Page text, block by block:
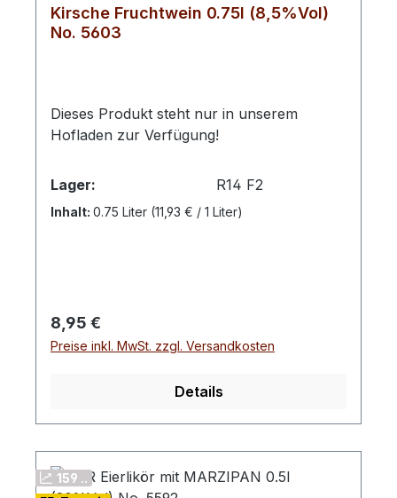
Kirsche Fruchtwein 0.75l (8,5%Vol)
No. 5603
Dieses Produkt steht nur in unserem
Hofladen zur Verfügung!
Lager: R14 F2
Inhalt: 0.75 Liter (11,93 € / 1 Liter)
Regulärer Preis:
8,95 €
Preise inkl. MwSt. zzgl. Versandkosten
Details
159 ..